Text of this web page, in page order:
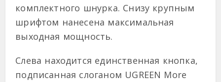
комплектного шнурка. Снизу крупным
шрифтом нанесена максимальная
выходная мощность.
Слева находится единственная кнопка,
подписанная слоганом UGREEN More